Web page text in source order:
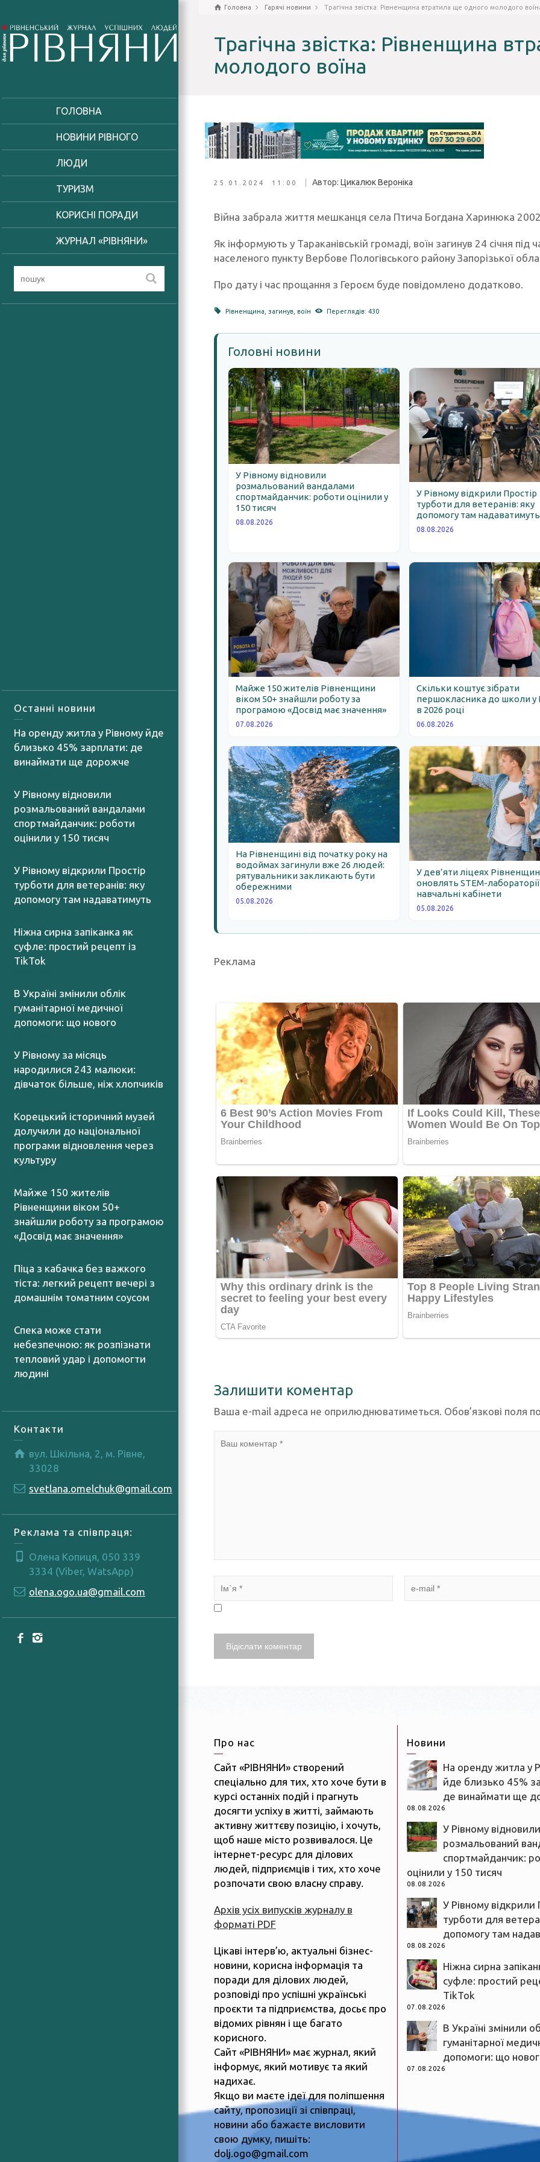
ГОЛОВНА
НОВИНИ РІВНОГО
ЛЮДИ
ТУРИЗМ
КОРИСНІ ПОРАДИ
ЖУРНАЛ «РІВНЯНИ»
Останні новини
На оренду житла у Рівному йде
близько 45% зарплати: де
винаймати ще дорожче
У Рівному відновили
розмальований вандалами
спортмайданчик: роботи
оцінили у 150 тисяч
У Рівному відкрили Простір
турботи для ветеранів: яку
допомогу там надаватимуть
Ніжна сирна запіканка як
суфле: простий рецепт із
TikTok
В Україні змінили облік
гуманітарної медичної
допомоги: що нового
У Рівному за місяць
народилися 243 малюки:
дівчаток більше, ніж хлопчиків
Корецький історичний музей
долучили до національної
програми відновлення через
культуру
Майже 150 жителів
Рівненщини віком 50+
знайшли роботу за програмою
«Досвід має значення»
Піца з кабачка без важкого
тіста: легкий рецепт вечері з
домашнім томатним соусом
Спека може стати
небезпечною: як розпізнати
тепловий удар і допомогти
людині
Контакти
вул. Шкільна, 2, м. Рівне,
33028
svetlana.omelchuk@gmail.com
Реклама та співпраця:
Олена Копиця, 050 339
3334 (Viber, WatsApp)
olena.ogo.ua@gmail.com
Головна Гарячі новини Трагічна звістка: Рівненщина втратила ще одного молодого
Трагічна звістка: Рівненщина
молодого воїна
25.01.2024 11:00 Автор: Цикалюк Вероніка
Війна забрала життя мешканця села Птича Богдана Харинюка
Як інформують у Тараканівській громаді, воїн загинув 24 січня
населеного пункту Вербове Пологівського району Запорізької
Про дату і час прощання з Героєм буде повідомлено додатково.
Рівненщина ,загинув ,воїн Переглядів: 430
Головні новини
У Рівному відновили
розмальований вандалами
спортмайданчик: роботи оцінили у
150 тисяч
08.08.2026
У Рівному відкрили Простір
турботи для ветеранів: яку
допомогу там надаватимуть
08.08.2026
Майже 150 жителів Рівненщини
віком 50+ знайшли роботу за
програмою «Досвід має значення»
07.08.2026
Скільки коштує зібрати
першокласника до школи у
в 2026 році
06.08.2026
На Рівненщині від початку року на
водоймах загинули вже 26 людей:
рятувальники закликають бути
обережними
05.08.2026
У дев’яти ліцеях
оновлять STEM-
навчальні кабінети
05.08.2026
Реклама
Залишити коментар
Ваша e-mail адреса не оприлюднюватиметься. Обов’язкові поля
Про нас
Сайт «РІВНЯНИ» створений
спеціально для тих, хто хоче бути в
курсі останніх подій і прагнуть
досягти успіху в житті, займають
активну життєву позицію, і хочуть,
щоб наше місто розвивалося. Це
інтернет-ресурс для ділових
людей, підприємців і тих, хто хоче
розпочати свою власну справу.
Архів усіх випусків журналу в
форматі PDF
Цікаві інтерв’ю, актуальні бізнес-
новини, корисна інформація та
поради для ділових людей,
розповіді про успішні українські
проєкти та підприємства, досьє про
відомих рівнян і ще багато
корисного.
Сайт «РІВНЯНИ» має журнал, який
інформує, який мотивує та який
надихає.
Якщо ви маєте ідеї для поліпшення
сайту, пропозиції зі співпраці,
новини або бажаєте висловити
свою думку, пишіть:
dolj.ogo@gmail.com
Новини
На оренду житла у
йде близько 45%
де винаймати ще
08.08.2026
У Рівному відновили
розмальований
спортмайданчик:
оцінили у 150 тисяч
08.08.2026
У Рівному відкрили
турботи для
допомогу там
08.08.2026
Ніжна сирна
суфле: простий
TikTok
07.08.2026
В Україні змінили
гуманітарної
допомоги: що
07.08.2026